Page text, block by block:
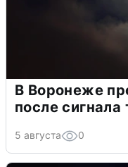
В Воронеже
после сигнала
5 августа 0